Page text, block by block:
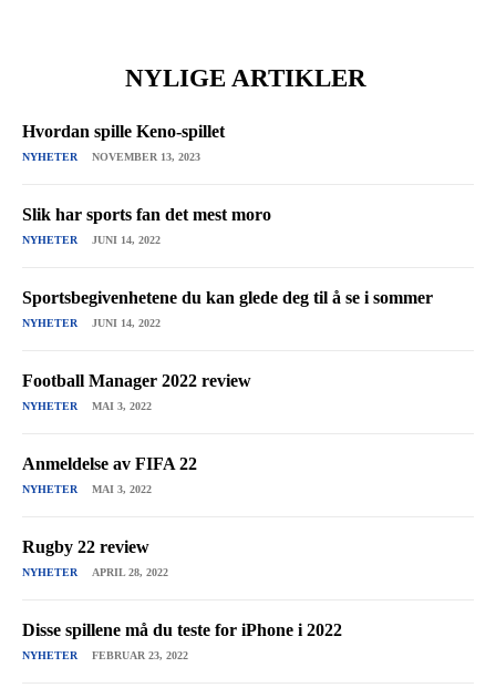
NYLIGE ARTIKLER
Hvordan spille Keno-spillet
NYHETER NOVEMBER 13, 2023
Slik har sports fan det mest moro
NYHETER JUNI 14, 2022
Sportsbegivenhetene du kan glede deg til å se i sommer
NYHETER JUNI 14, 2022
Football Manager 2022 review
NYHETER MAI 3, 2022
Anmeldelse av FIFA 22
NYHETER MAI 3, 2022
Rugby 22 review
NYHETER APRIL 28, 2022
Disse spillene må du teste for iPhone i 2022
NYHETER FEBRUAR 23, 2022